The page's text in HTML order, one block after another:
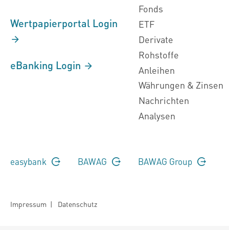
Wertpapierportal Login
eBanking Login
Fonds
ETF
Derivate
Rohstoffe
Anleihen
Währungen & Zinsen
Nachrichten
Analysen
easybank BAWAG BAWAG Group
Impressum | Datenschutz